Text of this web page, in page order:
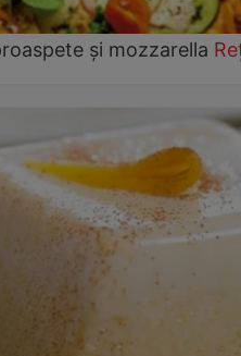
și mozzarella